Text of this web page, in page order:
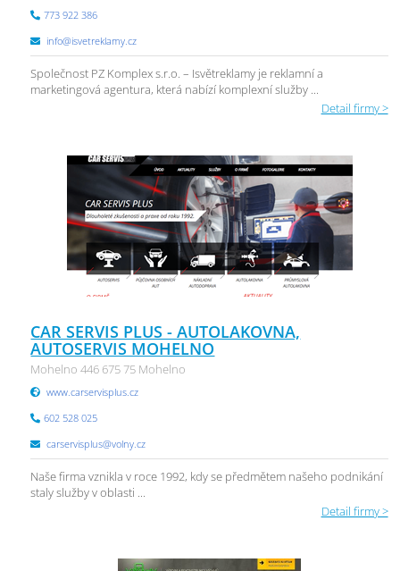
773 922 386
info@isvetreklamy.cz
Společnost PZ Komplex s.r.o. – Isvětreklamy je reklamní a
marketingová agentura, která nabízí komplexní služby ...
Detail firmy >
CAR SERVIS PLUS - AUTOLAKOVNA,
AUTOSERVIS MOHELNO
Mohelno 446 675 75 Mohelno
www.carservisplus.cz
602 528 025
carservisplus@volny.cz
Naše firma vznikla v roce 1992, kdy se předmětem našeho podnikání
staly služby v oblasti ...
Detail firmy >